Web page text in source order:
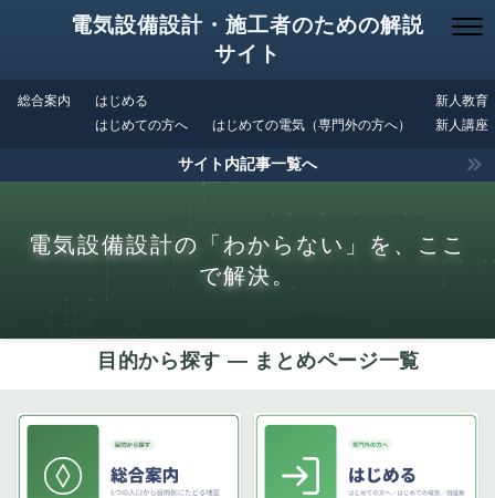
電気設備設計・施工者のための解説
サイト
総合案内
はじめる
はじめての方へ
はじめての電気（専門外の方へ）
新人教育
新人講座
サイト内記事一覧へ
電気設備設計の「わからない」を、ここ
で解決。